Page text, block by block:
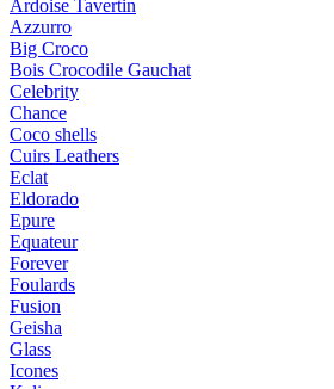
Ardoise Tavertin
Azzurro
Big Croco
Bois Crocodile Gauchat
Celebrity
Chance
Coco shells
Cuirs Leathers
Eclat
Eldorado
Epure
Equateur
Forever
Foulards
Fusion
Geisha
Glass
Icones